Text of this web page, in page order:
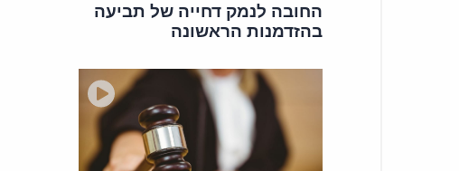
החובה לנמק דחייה של תביעה
בהזדמנות הראשונה